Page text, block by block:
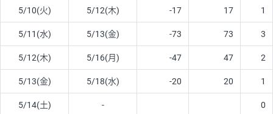
5/10(火) 5/12(木) -17 17 1
5/11(水) 5/13(金) -73 73 3
5/12(木) 5/16(月) -47 47 2
5/13(金) 5/18(水) -20 20 1
5/14(土) - 0